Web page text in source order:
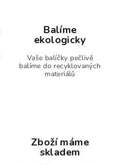
Balíme
ekologicky
Vaše balíčky pečlivě
balíme do recyklovaných
materiálů
Zboží máme
skladem